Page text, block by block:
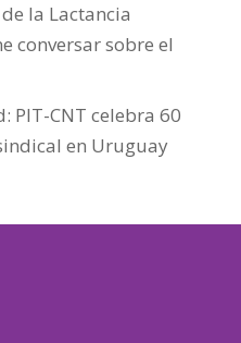
la Lactancia
conversar sobre el
PIT-CNT celebra 60
en Uruguay